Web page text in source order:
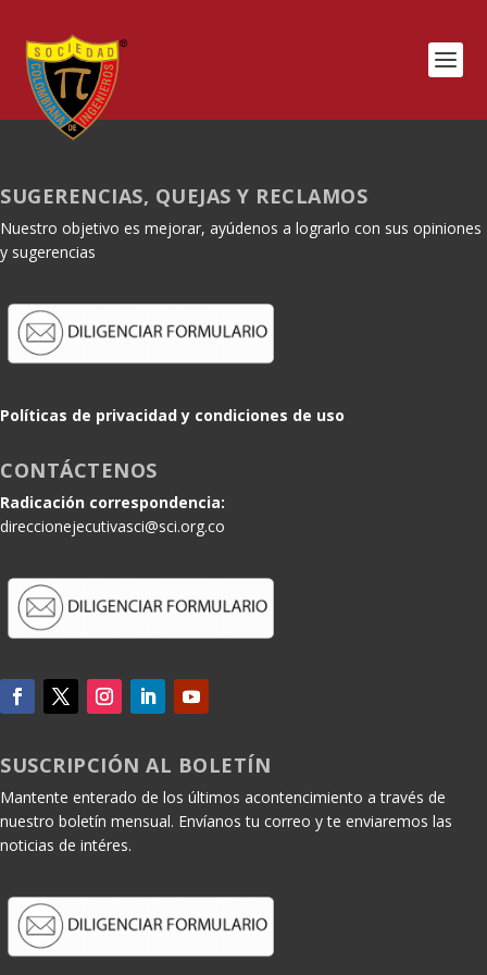
SUGERENCIAS, QUEJAS Y RECLAMOS
Nuestro objetivo es mejorar, ayúdenos a lograrlo con sus opiniones
y sugerencias
Políticas de privacidad y condiciones de uso
CONTÁCTENOS
Radicación correspondencia:
direccionejecutivasci@sci.org.co
SUSCRIPCIÓN AL BOLETÍN
Mantente enterado de los últimos acontencimiento a través de
nuestro boletín mensual. Envíanos tu correo y te enviaremos las
noticias de intéres.